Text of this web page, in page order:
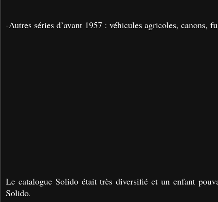
-Autres séries d’avant 1957 : véhicules agricoles, canons,
Le catalogue Solido était très diversifié et un enfant
Solido.